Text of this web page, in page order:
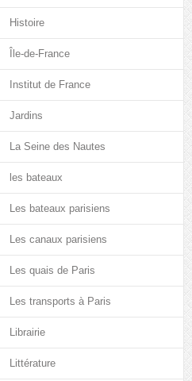
Histoire
Île-de-France
Institut de France
Jardins
La Seine des Nautes
les bateaux
Les bateaux parisiens
Les canaux parisiens
Les quais de Paris
Les transports à Paris
Librairie
Littérature